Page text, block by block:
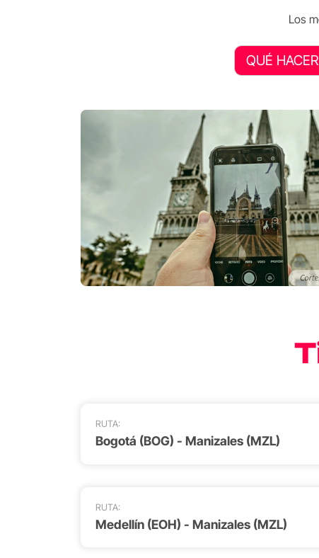
Los
QUÉ HACER
RUTA:
Bogotá (BOG) - Manizales (MZL)
RUTA:
Medellín (EOH) - Manizales (MZL)